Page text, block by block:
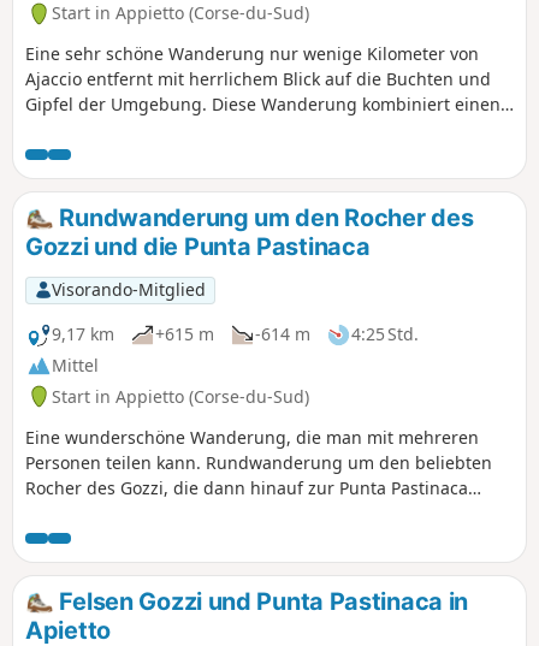
Start in Appietto (Corse-du-Sud)
Eine sehr schöne Wanderung nur wenige Kilometer von
Ajaccio entfernt mit herrlichem Blick auf die Buchten und
Gipfel der Umgebung. Diese Wanderung kombiniert einen
herrliche Wanderung entlang der Bergkämme und
zahlreiche Sehenswürdigkeiten wie die Ruinen einer alten
Kapelle, einen Dolmen und eine Steinfestung!
Rundwanderung um den Rocher des
Gozzi und die Punta Pastinaca
Visorando-Mitglied
9,17 km
+615 m -614 m
4:25 Std.
Mittel
Start in Appietto (Corse-du-Sud)
Eine wunderschöne Wanderung, die man mit mehreren
Personen teilen kann. Rundwanderung um den beliebten
Rocher des Gozzi, die dann hinauf zur Punta Pastinaca
wieder hinunter zum Bach, um Bocca a Foce zu erreichen.
Anschließend geht es wieder hinauf in Richtung San Sisto.
Hier können Sie einen 360°-Blick genießen und einen
Moment im Windschutz der alten Kapelle verbringen.
Felsen Gozzi und Punta Pastinaca in
Apietto